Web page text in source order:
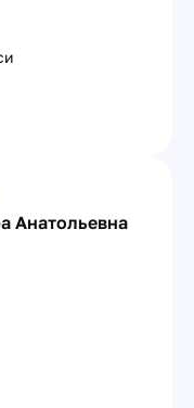
Анатольевна